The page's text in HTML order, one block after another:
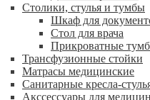
Столики, стулья и тумбы
Шкаф для
Стол для врача
Прикроватные
Трансфузионные стойки
Матрасы медицинские
Санитарные кресла-
Акссессуары для